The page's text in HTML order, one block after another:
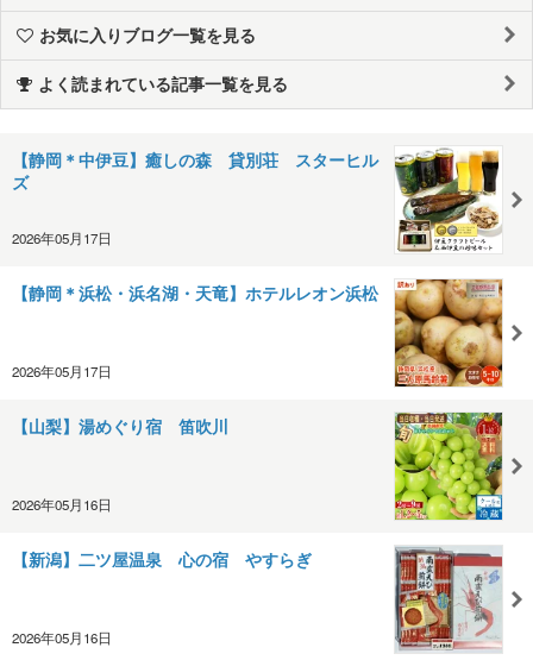
お気に入りブログ一覧を見る
よく読まれている記事一覧を見る
【静岡＊中伊豆】癒しの森 貸別荘 スターヒル
ズ
2026年05月17日
【静岡＊浜松・浜名湖・天竜】ホテルレオン浜松
2026年05月17日
【山梨】湯めぐり宿 笛吹川
2026年05月16日
【新潟】二ツ屋温泉 心の宿 やすらぎ
2026年05月16日